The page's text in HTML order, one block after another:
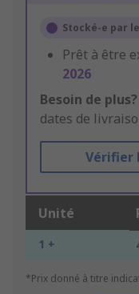
Stocké-e par
Prêt à être
2026
Besoin de plus?
dates de
Vérifier
Unité
1 +
*Prix donné à titre